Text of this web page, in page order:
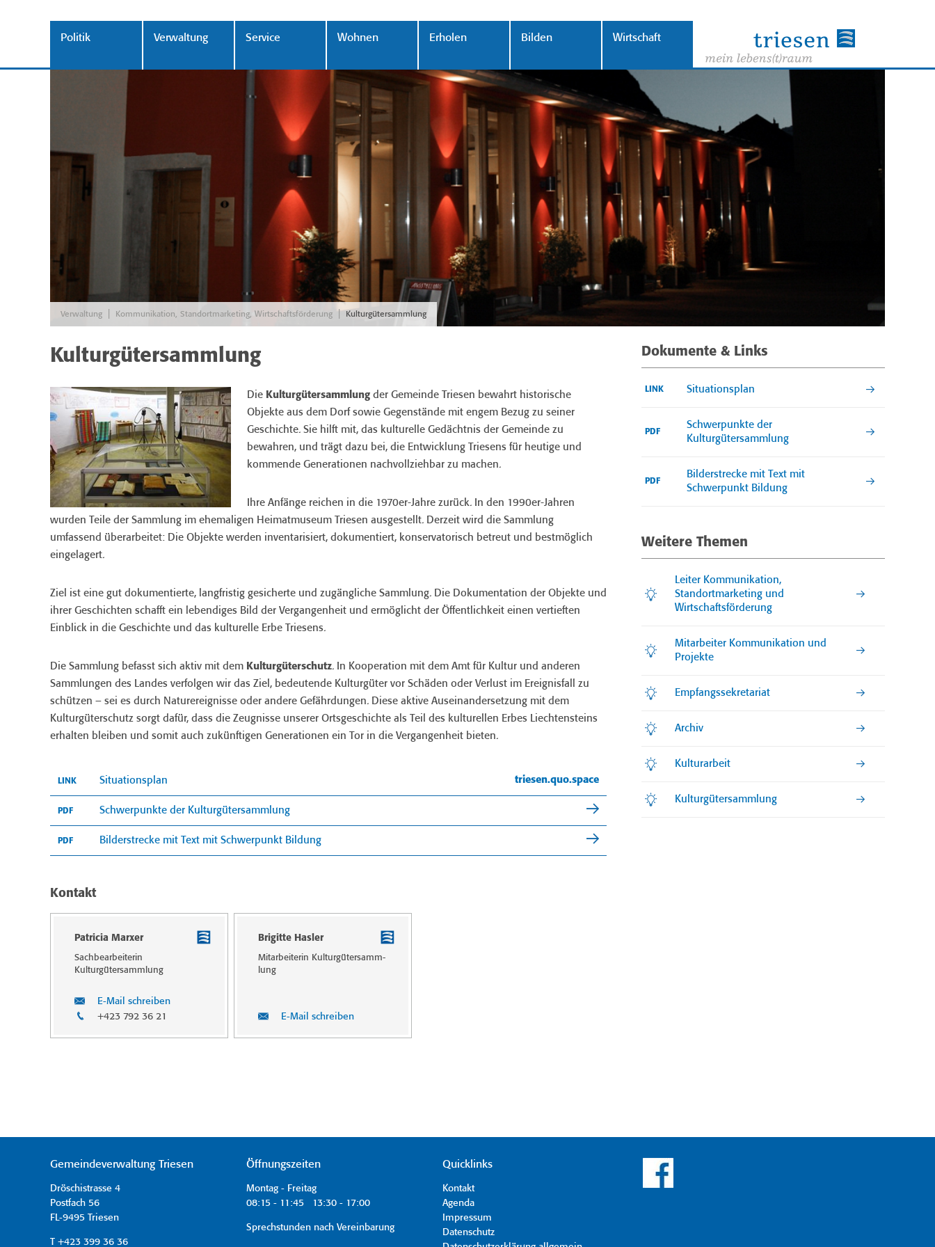
Politik Verwaltung Service Wohnen Erholen Bilden Wirtschaft
Verwaltung Kommunikation, Standortmarketing, Wirtschaftsförderung Kulturgütersammlung
Kulturgütersammlung
Die Kulturgütersammlung der Gemeinde Triesen bewahrt historische
Objekte aus dem Dorf sowie Gegenstände mit engem Bezug zu seiner
Geschichte. Sie hilft mit, das kulturelle Gedächtnis der Gemeinde zu
bewahren, und trägt dazu bei, die Entwicklung Triesens für heutige und
kommende Generationen nachvollziehbar zu machen.
Ihre Anfänge reichen in die 1970er-Jahre zurück. In den 1990er-Jahren
wurden Teile der Sammlung im ehemaligen Heimatmuseum Triesen ausgestellt. Derzeit wird die Sammlung
umfassend überarbeitet: Die Objekte werden inventarisiert, dokumentiert, konservatorisch betreut und bestmöglich
eingelagert.
Ziel ist eine gut dokumentierte, langfristig gesicherte und zugängliche Sammlung. Die Dokumentation der Objekte und
ihrer Geschichten schafft ein lebendiges Bild der Vergangenheit und ermöglicht der Öffentlichkeit einen vertieften
Einblick in die Geschichte und das kulturelle Erbe Triesens.
Die Sammlung befasst sich aktiv mit dem Kulturgüterschutz. In Kooperation mit dem Amt für Kultur und anderen
Sammlungen des Landes verfolgen wir das Ziel, bedeutende Kulturgüter vor Schäden oder Verlust im Ereignisfall zu
schützen – sei es durch Naturereignisse oder andere Gefährdungen. Diese aktive Auseinandersetzung mit dem
Kulturgüterschutz sorgt dafür, dass die Zeugnisse unserer Ortsgeschichte als Teil des kulturellen Erbes Liechtensteins
erhalten bleiben und somit auch zukünftigen Generationen ein Tor in die Vergangenheit bieten.
LINK Situationsplan triesen.quo.space
PDF Schwerpunkte der Kulturgütersammlung
PDF Bilderstrecke mit Text mit Schwerpunkt Bildung
Kontakt
Patricia Marxer
Sachbearbeiterin
Kulturgütersamm­lung
E-Mail schreiben
+423 792 36 21
Brigitte Hasler
Mitarbeiterin Kulturgütersamm­
lung
E-Mail schreiben
Dokumente & Links
LINK Situationsplan
PDF
Schwerpunkte der
Kulturgütersammlung
PDF
Bilderstrecke mit Text mit
Schwerpunkt Bildung
Weitere Themen
Leiter Kommunikation,
Standortmarketing und
Wirtschaftsförderung
Mitarbeiter Kommunikation und
Projekte
Empfangssekretariat
Archiv
Kulturarbeit
Kulturgütersammlung
Gemeindeverwaltung Triesen
Dröschistrasse 4
Postfach 56
FL-9495 Triesen
T +423 399 36 36
Öffnungszeiten
Montag - Freitag
08:15 - 11:45 13:30 - 17:00
Sprechstunden nach Vereinbarung
Quicklinks
Kontakt
Agenda
Impressum
Datenschutz